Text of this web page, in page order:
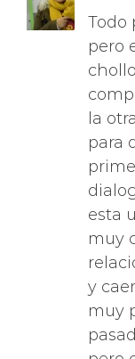
pero
la
esta
muy
y
muy
pero